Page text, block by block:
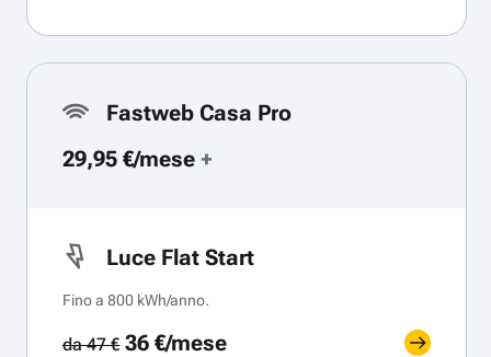
Fastweb Casa Pro
29,95 €/mese +
Luce Flat Start
Fino a 800 kWh/anno.
da 47 €36 €/mese